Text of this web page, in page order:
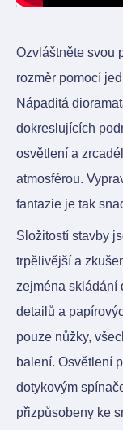
Ozvláštněte svou
rozměr pomocí
Nápaditá
dokreslujících
osvětlení a
atmosférou.
fantazie je tak
Složitostí stavby
trpělivější a
zejména skládání
detailů a
pouze nůžky,
balení. Osvětlení
dotykovým
přizpůsobeny ke